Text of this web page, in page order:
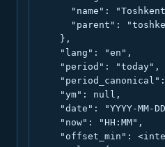
"name":
"parent":
    },
    "lang": "en",
    "period": "today",
    "ym": null,
"date": "YYYY-MM-
    "now": "HH:MM",
"offset_min":